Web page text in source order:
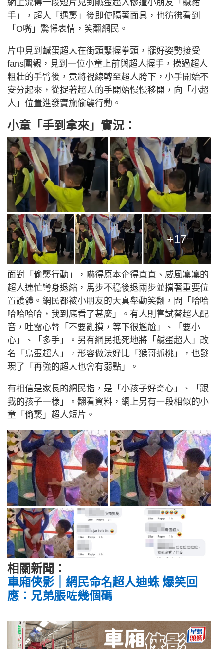
網上流傳一段短片見到鹹蛋超人慘遭小朋友「鹹豬
手」，超人「遇襲」後即使隔著面具，也彷彿看到
「O嘴」驚愕表情，笑翻網民。
片中見到鹹蛋超人在街頭緊握拳頭，擺好姿勢接受
fans圍觀，見到一位小童上前與超人握手，摸過超人
粗壯的手臂後，竟將視線轉至超人胯下，小手開始不
安分起來，從捉著超人的手開始慢慢移開，向「小超
人」位置進發實施偷襲行動。
小童「手到拿來」實況：
+17
面對「偷襲行動」，嚇得原本企得直直、威風凜凜的
超人連忙彎身退縮，馬步不穩後退兩步並擋著重要位
置護體。網民都被小朋友的天真舉動笑翻，問「哈哈
哈哈哈哈，我到底看了甚麼」。有人則嘗試替超人配
音，吐露心聲「不要亂摸，等下很尷尬」、「要小
心」、「多手」。另有網民抵死地將「鹹蛋超人」改
名「鳥蛋超人」，形容做法好比「猴哥抓桃」，也發
現了「再強的超人也會有弱點」。
有相信是家長的網民指，是「小孩子好奇心」、「跟
我的孩子一樣」。翻看資料，網上另有一段相似的小
童「偷襲」超人短片。
相關新聞：
車廂俠影｜網民命名超人迪蛛 爆笑回
應：兄弟脹咗幾個碼